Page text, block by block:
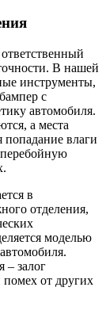
В нашей
инструменты,
с
автомобиля.
а места
попадание влаги
в
отделения,
моделью
– залог
от других